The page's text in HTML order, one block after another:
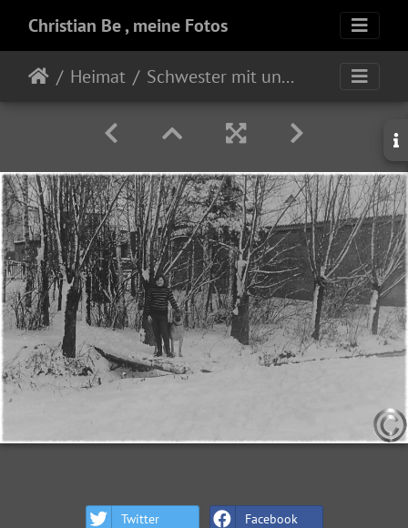
Christian Be , meine Fotos
Heimat Schwester mit unserer treuen Flora
Twitter Facebook